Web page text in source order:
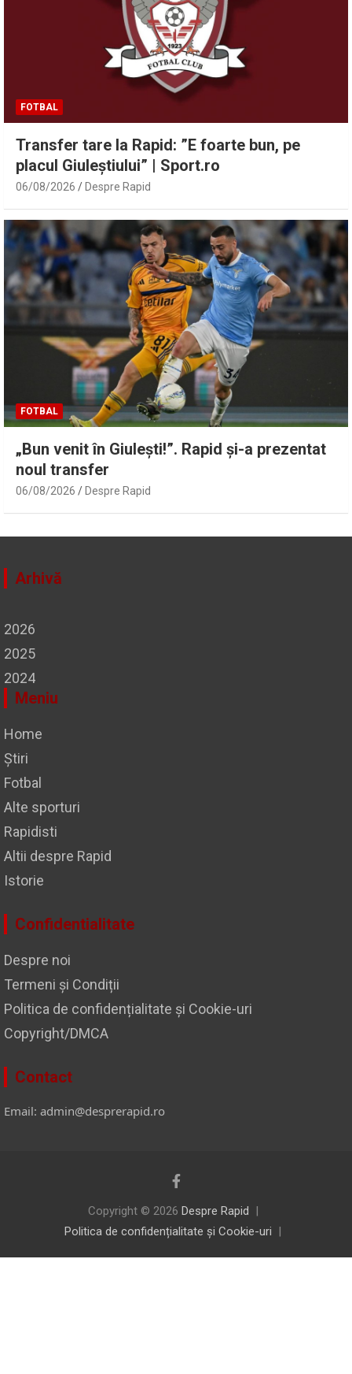
FOTBAL
Transfer tare la Rapid: ”E foarte bun, pe
placul Giuleștiului” | Sport.ro
06/08/2026 Despre Rapid
FOTBAL
„Bun venit în Giulești!”. Rapid și-a prezentat
noul transfer
06/08/2026 Despre Rapid
Arhivă
2026
2025
2024
Meniu
Home
Știri
Fotbal
Alte sporturi
Rapidisti
Altii despre Rapid
Istorie
Confidentialitate
Despre noi
Termeni și Condiții
Politica de confidențialitate și Cookie-uri
Copyright/DMCA
Contact
Email: admin@desprerapid.ro
Copyright © 2026 Despre Rapid
Politica de confidențialitate și Cookie-uri